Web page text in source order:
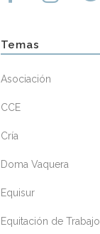
Temas
Asociación
CCE
Cría
Doma Vaquera
Equisur
Equitación de Trabajo